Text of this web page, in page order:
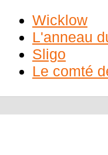
Wicklow
L'anneau
Sligo
Le comté